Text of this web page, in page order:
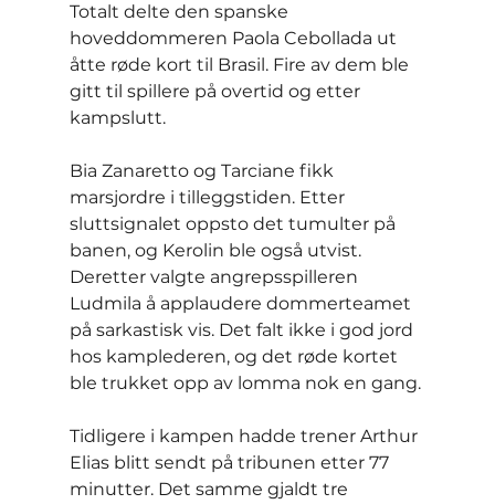
Totalt delte den spanske
hoveddommeren Paola Cebollada ut
åtte røde kort til Brasil. Fire av dem ble
gitt til spillere på overtid og etter
kampslutt.
Bia Zanaretto og Tarciane fikk
marsjordre i tilleggstiden. Etter
sluttsignalet oppsto det tumulter på
banen, og Kerolin ble også utvist.
Deretter valgte angrepsspilleren
Ludmila å applaudere dommerteamet
på sarkastisk vis. Det falt ikke i god jord
hos kamplederen, og det røde kortet
ble trukket opp av lomma nok en gang.
Tidligere i kampen hadde trener Arthur
Elias blitt sendt på tribunen etter 77
minutter. Det samme gjaldt tre